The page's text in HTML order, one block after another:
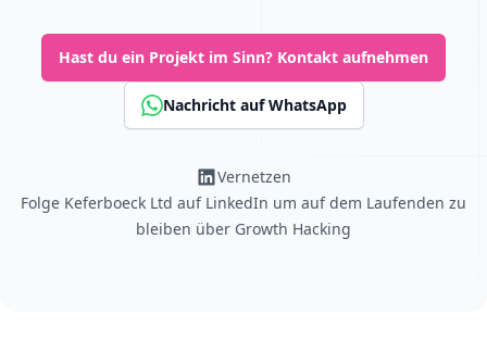
Hast du ein Projekt im Sinn? Kontakt aufnehmen
Nachricht auf WhatsApp
Vernetzen
Folge Keferboeck Ltd auf LinkedIn um auf dem Laufenden zu
bleiben über Growth Hacking